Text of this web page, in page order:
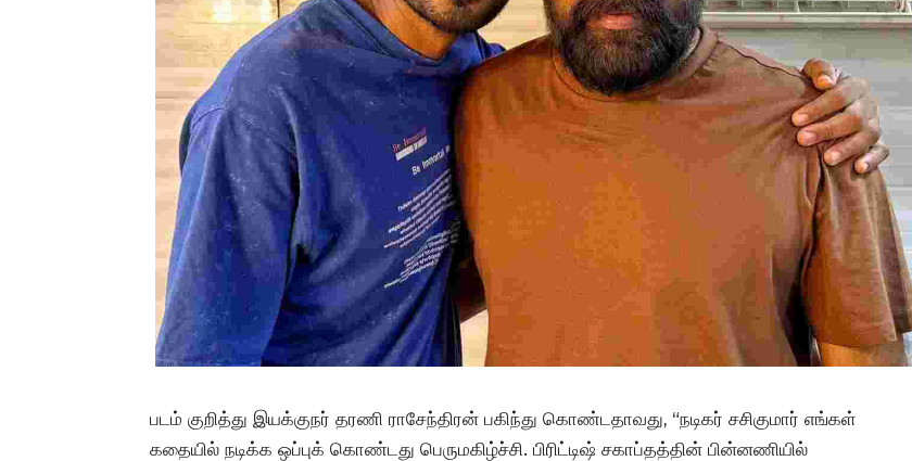
படம் குறித்து இயக்குநர் தரணி ராசேந்திரன் பகிந்து கொண்டதாவது, “நடிகர் சசிகுமார் எங்கள்
கதையில் நடிக்க ஒப்புக் கொண்டது பெருமகிழ்ச்சி. பிரிட்டிஷ் சகாப்தத்தின் பின்னணியில்